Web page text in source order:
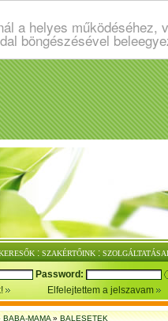
a helyes
böngészésével
: SZAKÉRTŐINK :
Password:
Elfelejtettem a jelszavam
BABA-MAMA»BALESETEK